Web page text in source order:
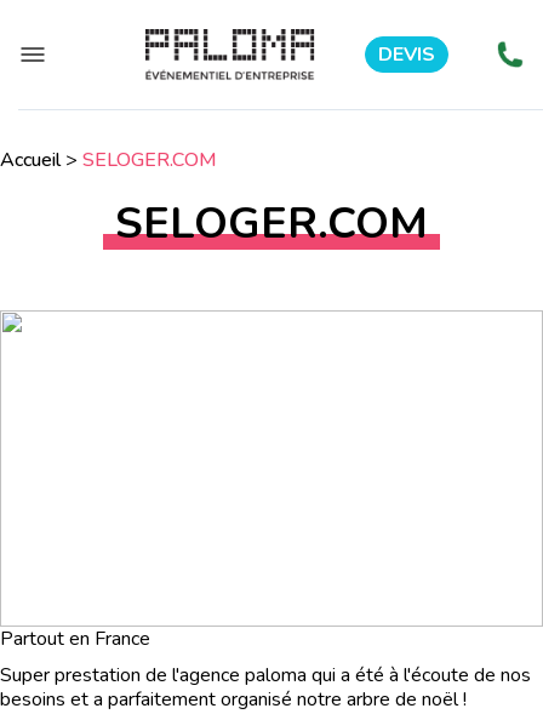
DEVIS
Accueil> SELOGER.COM
SELOGER.COM
Partout en France
Super prestation de l'agence paloma qui a été à l'écoute de nos
besoins et a parfaitement organisé notre arbre de noël !